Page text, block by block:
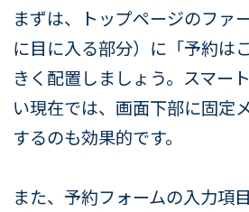
まずは、トップページのファ
に目に入る部分）に「予約は
きく配置しましょう。スマー
い現在では、画面下部に固定
するのも効果的です。
また、予約フォームの入力項